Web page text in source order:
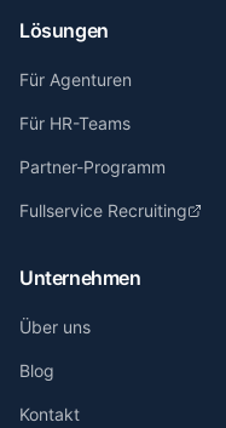
Lösungen
Für Agenturen
Für HR-Teams
Partner-Programm
Fullservice Recruiting
Unternehmen
Über uns
Blog
Kontakt